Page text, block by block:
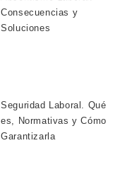
Consecuencias y
Soluciones
Seguridad Laboral. Qué
es, Normativas y Cómo
Garantizarla